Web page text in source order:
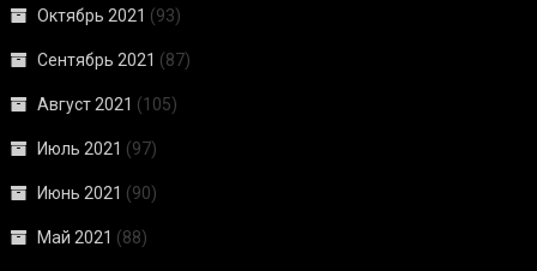
Октябрь 2021 (93)
Сентябрь 2021 (87)
Август 2021 (105)
Июль 2021 (97)
Июнь 2021 (90)
Май 2021 (88)